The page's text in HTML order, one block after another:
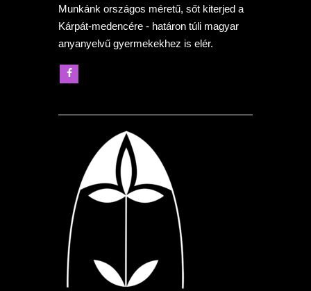
Munkánk országos méretű, sőt kiterjed a
Kárpát-medencére - határon túli magyar
anyanyelvű gyermekekhez is elér.